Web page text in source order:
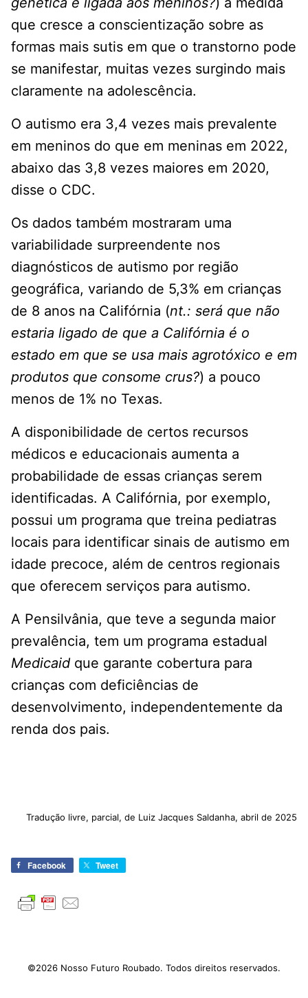
que cresce a conscientização sobre as
formas mais sutis em que o transtorno pode
se manifestar, muitas vezes surgindo mais
claramente na adolescência.
O autismo era 3,4 vezes mais prevalente
em meninos do que em meninas em 2022,
abaixo das 3,8 vezes maiores em 2020,
disse o CDC.
Os dados também mostraram uma
variabilidade surpreendente nos
diagnósticos de autismo por região
geográfica, variando de 5,3% em crianças
de 8 anos na Califórnia (nt.: será que não
estaria ligado de que a Califórnia é o
estado em que se usa mais agrotóxico e em
produtos que consome crus?) a pouco
menos de 1% no Texas.
A disponibilidade de certos recursos
médicos e educacionais aumenta a
probabilidade de essas crianças serem
identificadas. A Califórnia, por exemplo,
possui um programa que treina pediatras
locais para identificar sinais de autismo em
idade precoce, além de centros regionais
que oferecem serviços para autismo.
A Pensilvânia, que teve a segunda maior
prevalência, tem um programa estadual
Medicaid que garante cobertura para
crianças com deficiências de
desenvolvimento, independentemente da
renda dos pais.
Tradução livre, parcial, de Luiz Jacques Saldanha, abril de 2025
Facebook Tweet
©2026 Nosso Futuro Roubado. Todos direitos reservados.